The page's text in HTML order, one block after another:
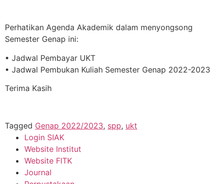
Perhatikan Agenda Akademik dalam menyongsong
Semester Genap ini:
• Jadwal Pembayar UKT
• Jadwal Pembukan Kuliah Semester Genap 2022-2023
Terima Kasih
Tagged Genap 2022/2023, spp, ukt
Login SIAK
Website Institut
Website FITK
Journal